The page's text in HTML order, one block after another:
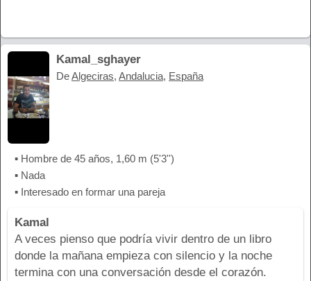
Kamal_sghayer
DeAlgeciras, Andalucia, España
▪ Hombre de 45 años, 1,60 m (5'3'')
▪ Nada
▪ Interesado en formar una pareja
Kamal
A veces pienso que podría vivir dentro de un libro
donde la mañana empieza con silencio y la noche
termina con una conversación desde el corazón.